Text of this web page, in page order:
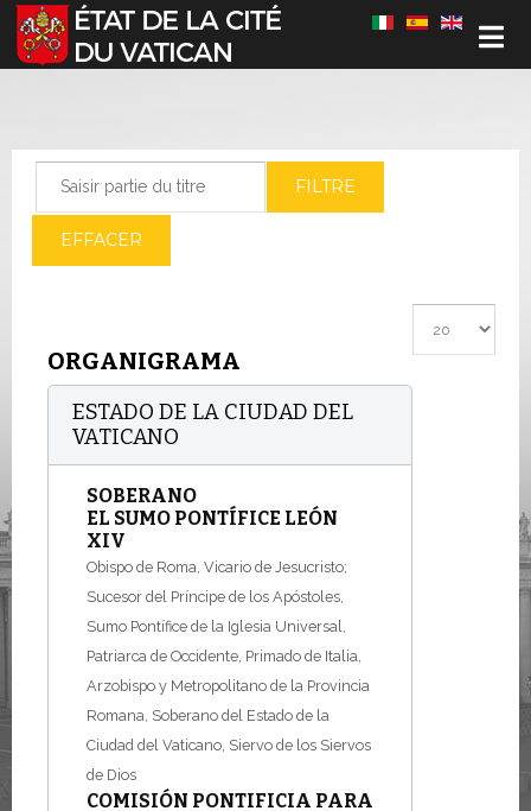
Sélectionnez votre langue
FILTRE
EFFACER
ORGANIGRAMA
ESTADO DE LA CIUDAD DEL
VATICANO
SOBERANO
EL SUMO PONTÍFICE LEÓN
XIV
Obispo de Roma, Vicario de Jesucristo;
Sucesor del Príncipe de los Apóstoles,
Sumo Pontífice de la Iglesia Universal,
Patriarca de Occidente, Primado de Italia,
Arzobispo y Metropolitano de la Provincia
Romana, Soberano del Estado de la
Ciudad del Vaticano, Siervo de los Siervos
de Dios
COMISIÓN PONTIFICIA PARA